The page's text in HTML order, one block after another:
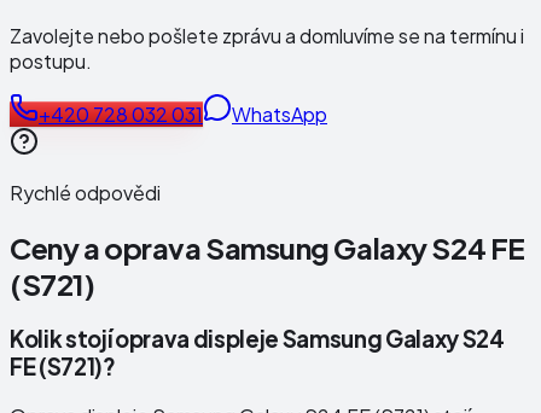
Zavolejte nebo pošlete zprávu a domluvíme se na termínu i
postupu.
+420 728 032 031 WhatsApp
Rychlé odpovědi
Ceny a opravaSamsung Galaxy S24 FE
(S721)
Kolik stojí oprava displeje Samsung Galaxy S24
FE (S721)?